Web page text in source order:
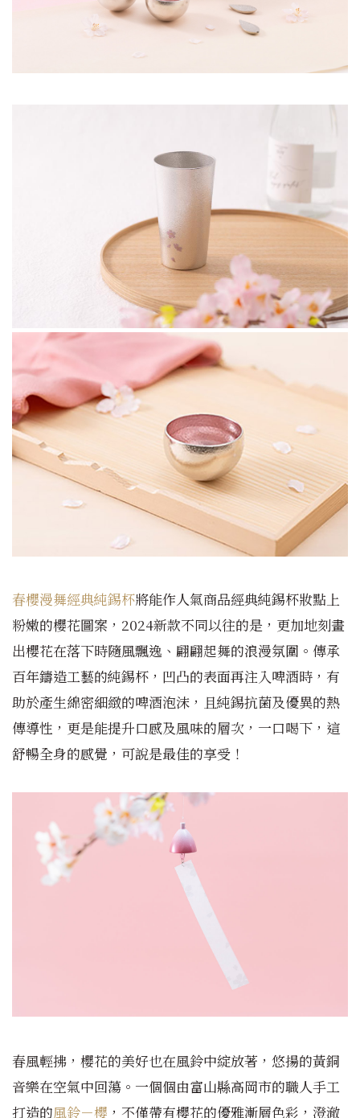
春櫻漫舞經典純錫杯將能作人氣商品經典純錫杯妝點上
粉嫩的櫻花圖案，2024新款不同以往的是，更加地刻畫
出櫻花在落下時隨風飄逸、翩翩起舞的浪漫氛圍。傳承
百年鑄造工藝的純錫杯，凹凸的表面再注入啤酒時，有
助於產生綿密細緻的啤酒泡沫，且純錫抗菌及優異的熱
傳導性，更是能提升口感及風味的層次，一口喝下，這
舒暢全身的感覺，可說是最佳的享受！
春風輕拂，櫻花的美好也在風鈴中綻放著，悠揚的黃銅
音樂在空氣中回蕩。一個個由富山縣高岡市的職人手工
打造的風鈴－櫻 ，不僅帶有櫻花的優雅漸層色彩，澄澈